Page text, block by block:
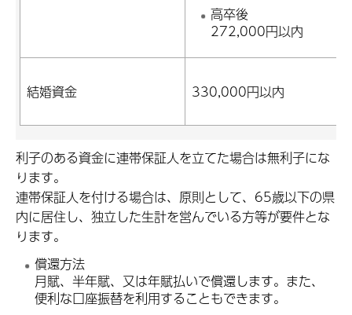
高卒後
272,000円以内
結婚資金 330,000円以内
利子のある資金に連帯保証人を立てた場合は無利子にな
ります。
連帯保証人を付ける場合は、原則として、65歳以下の県
内に居住し、独立した生計を営んでいる方等が要件とな
ります。
償還方法
月賦、半年賦、又は年賦払いで償還します。また、
便利な口座振替を利用することもできます。